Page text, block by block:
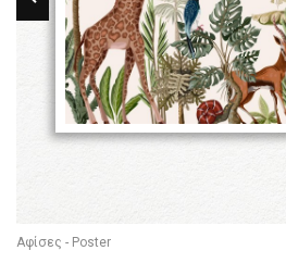
Αφίσες - Poster